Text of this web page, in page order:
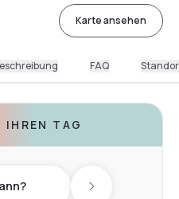
Karte ansehen
FAQ
IHREN TAG
Next day